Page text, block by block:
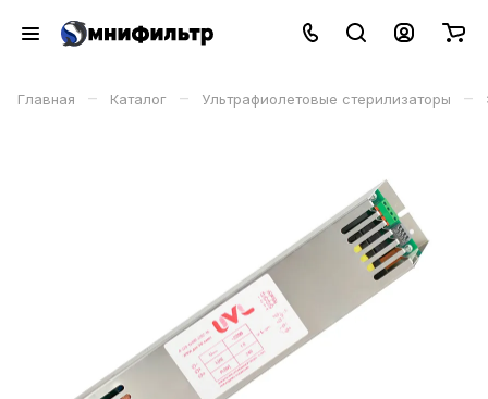
Главная – Каталог – Ультрафиолетовые стерилизаторы –